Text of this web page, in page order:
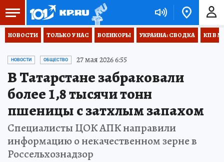
НОВОСТИ ТОЛЬКО У НАС ВОЕНКОРЫ УКРАИНА: СВОДКА КП В
НОВОСТИ ОБЩЕСТВО 27 мая 2026 6:55
В Татарстане забраковали
более 1,8 тысячи тонн
пшеницы с затхлым запахом
Специалисты ЦОК АПК направили
информацию о некачественном зерне в
Россельхознадзор